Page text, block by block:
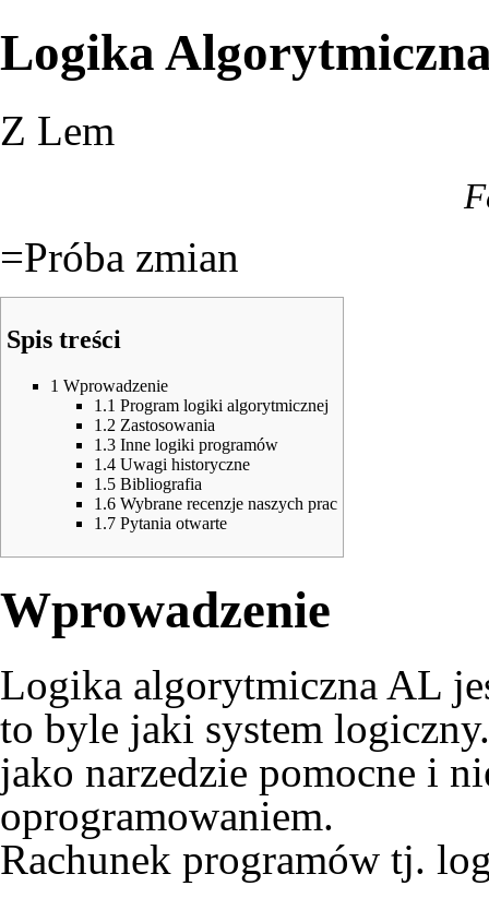
Logika
Z Lem
=Próba zmian
Spis treści
1 Wprowadzenie
1.1 Program logiki algorytmicznej
1.2 Zastosowania
1.3 Inne logiki programów
1.4 Uwagi historyczne
1.5 Bibliografia
1.6 Wybrane recenzje naszych prac
1.7 Pytania otwarte
Wprowadzenie
Logika algorytmiczna AL
to byle jaki system
jako narzedzie pomocne i
oprogramowaniem.
Rachunek programów tj.